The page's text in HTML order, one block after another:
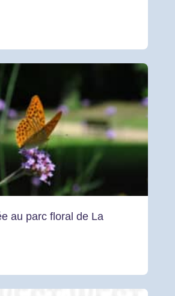
au parc floral de La